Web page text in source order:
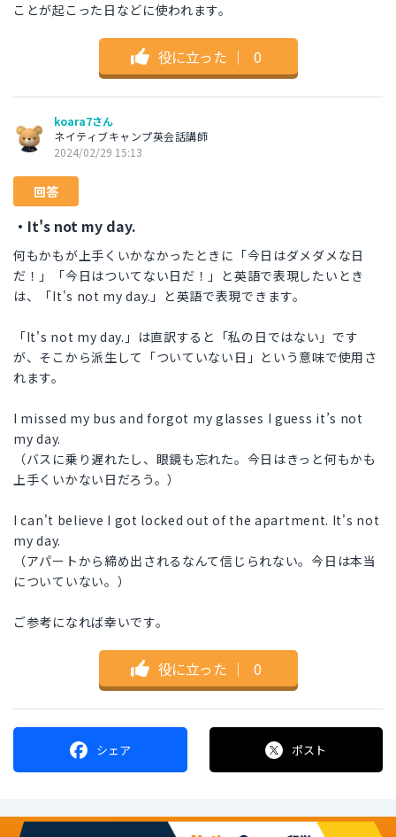
ことが起こった日などに使われます。
役に立った ｜ 0
koara7さん
ネイティブキャンプ英会話講師
2024/02/29 15:13
回答
・It's not my day.
何もかもが上手くいかなかったときに「今日はダメダメな日
だ！」「今日はついてない日だ！」と英語で表現したいとき
は、「It's not my day.」と英語で表現できます。
「It's not my day.」は直訳すると「私の日ではない」です
が、そこから派生して「ついていない日」という意味で使用さ
れます。
I missed my bus and forgot my glasses I guess it’s not
my day.
（バスに乗り遅れたし、眼鏡も忘れた。今日はきっと何もかも
上手くいかない日だろう。）
I can't believe I got locked out of the apartment. It's not
my day.
（アパートから締め出されるなんて信じられない。今日は本当
についていない。）
ご参考になれば幸いです。
役に立った ｜ 0
シェア ポスト